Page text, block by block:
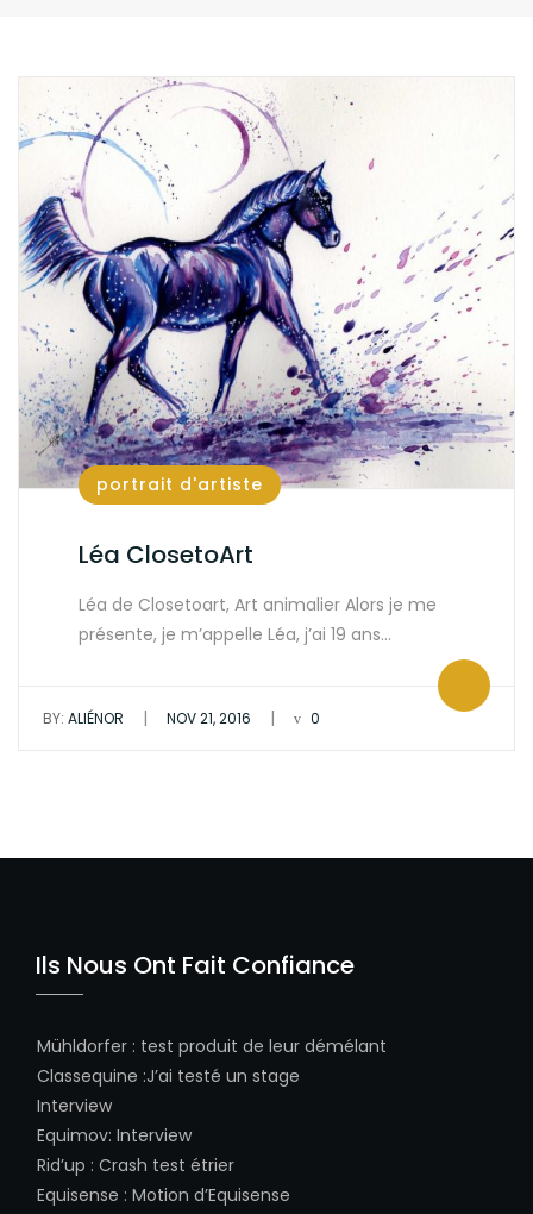
portrait d'artiste
Léa ClosetoArt
Léa de Closetoart, Art animalier Alors je me
présente, je m’appelle Léa, j’ai 19 ans…
BY: ALIÉNOR | NOV 21, 2016 | 0
Ils Nous Ont Fait Confiance
Mühldorfer : test produit de leur démélant
Classequine :J’ai testé un stage
Interview
Equimov: Interview
Rid’up : Crash test étrier
Equisense : Motion d’Equisense